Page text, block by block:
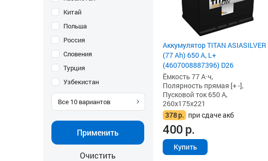
Китай
Польша
Россия
Словения
Турция
Узбекистан
Все 10 вариантов
Применить
Очистить
Аккумулятор TITAN ASIASILVER
(77 Ah) 650 А, L+
(4607008887396) D26
Ёмкость 77 А·ч,
Полярность прямая [+ -],
Пусковой ток 650 А,
260x175x221
378р. при сдаче акб
400р.
Купить